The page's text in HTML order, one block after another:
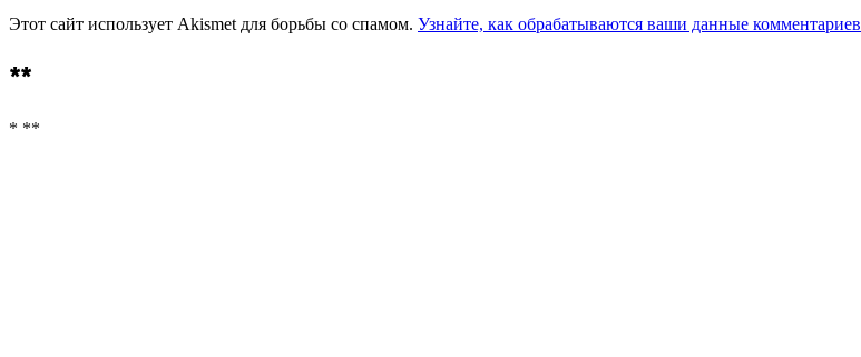
Этот сайт использует Akismet для борьбы со спамом. Узнайте, как обрабатываются ваши данные комментариев
**
* **